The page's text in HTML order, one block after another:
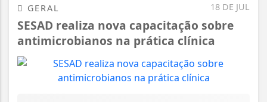
18 DE JUL
GERAL
SESAD realiza nova capacitação sobre
antimicrobianos na prática clínica